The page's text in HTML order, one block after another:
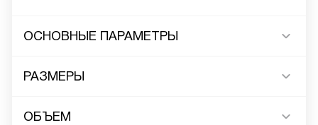
ОСНОВНЫЕ ПАРАМЕТРЫ
РАЗМЕРЫ
ОБЪЕМ